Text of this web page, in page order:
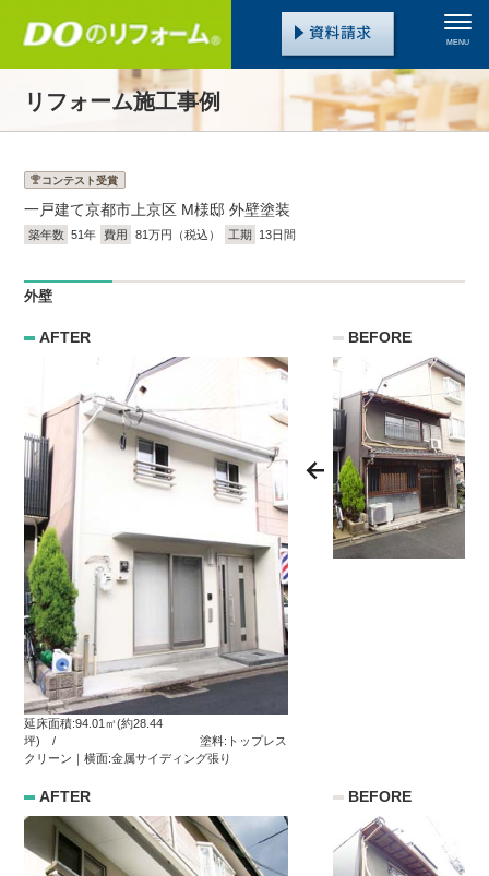
MENU
リフォーム施工事例
コンテスト受賞
一戸建て京都市上京区 M様邸 外壁塗装
築年数 51年 費用 81万円（税込） 工期 13日間
外壁
BEFORE
AFTER
延床面積:94.01㎡(約28.44
坪) / 塗料:トップレス
クリーン｜横面:金属サイディング張り
BEFORE
AFTER